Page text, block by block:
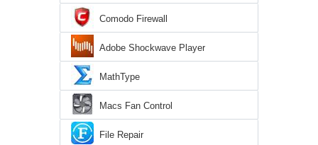
Comodo Firewall
Adobe Shockwave Player
MathType
Macs Fan Control
File Repair